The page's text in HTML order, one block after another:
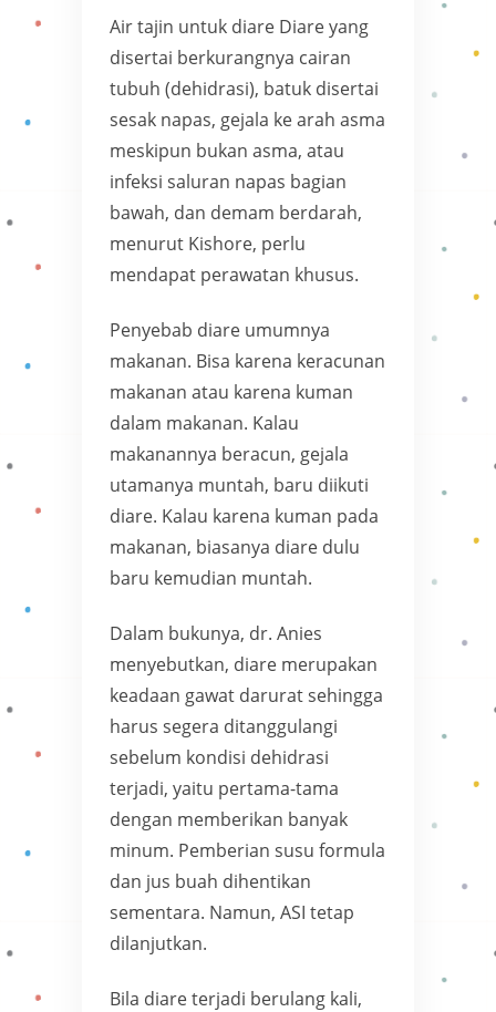
Air tajin untuk diare Diare yang
disertai berkurangnya cairan
tubuh (dehidrasi), batuk disertai
sesak napas, gejala ke arah asma
meskipun bukan asma, atau
infeksi saluran napas bagian
bawah, dan demam berdarah,
menurut Kishore, perlu
mendapat perawatan khusus.
Penyebab diare umumnya
makanan. Bisa karena keracunan
makanan atau karena kuman
dalam makanan. Kalau
makanannya beracun, gejala
utamanya muntah, baru diikuti
diare. Kalau karena kuman pada
makanan, biasanya diare dulu
baru kemudian muntah.
Dalam bukunya, dr. Anies
menyebutkan, diare merupakan
keadaan gawat darurat sehingga
harus segera ditanggulangi
sebelum kondisi dehidrasi
terjadi, yaitu pertama-tama
dengan memberikan banyak
minum. Pemberian susu formula
dan jus buah dihentikan
sementara. Namun, ASI tetap
dilanjutkan.
Bila diare terjadi berulang kali,